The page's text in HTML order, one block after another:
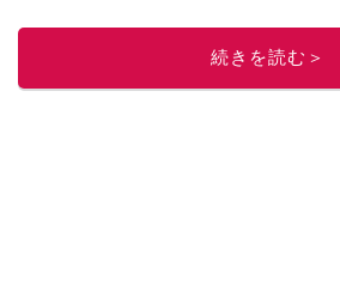
ニュースでフォロー
続きを読む＞